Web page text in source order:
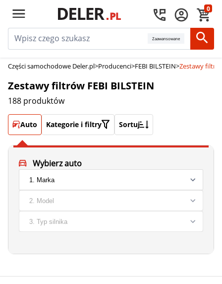
0
Zaawansowane
Części samochodowe Deler.pl>Producenci>FEBI BILSTEIN>Zestawy
Zestawy filtrów FEBI BILSTEIN
188 produktów
Auto Kategorie i filtry Sortuj
Wybierz auto